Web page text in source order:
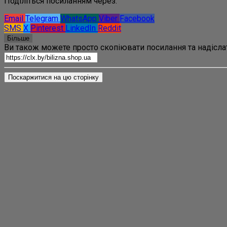
Email Telegram WhatsApp Viber Facebook
SMS X Pinterest LinkedIn Reddit
Більше
Ви також можете просто скопіювати посилання та
Поскаржитися на цю сторінку